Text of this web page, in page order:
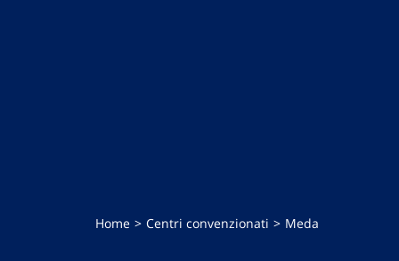
Home Centri convenzionati Meda